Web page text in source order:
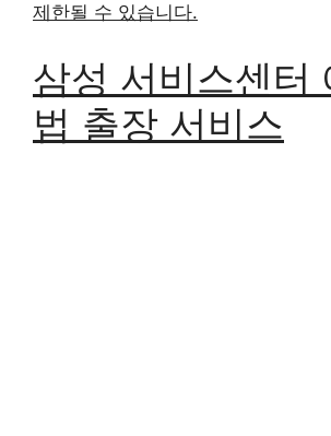
제한될 수 있습니다.
삼성 서비스센터
법 출장 서비스